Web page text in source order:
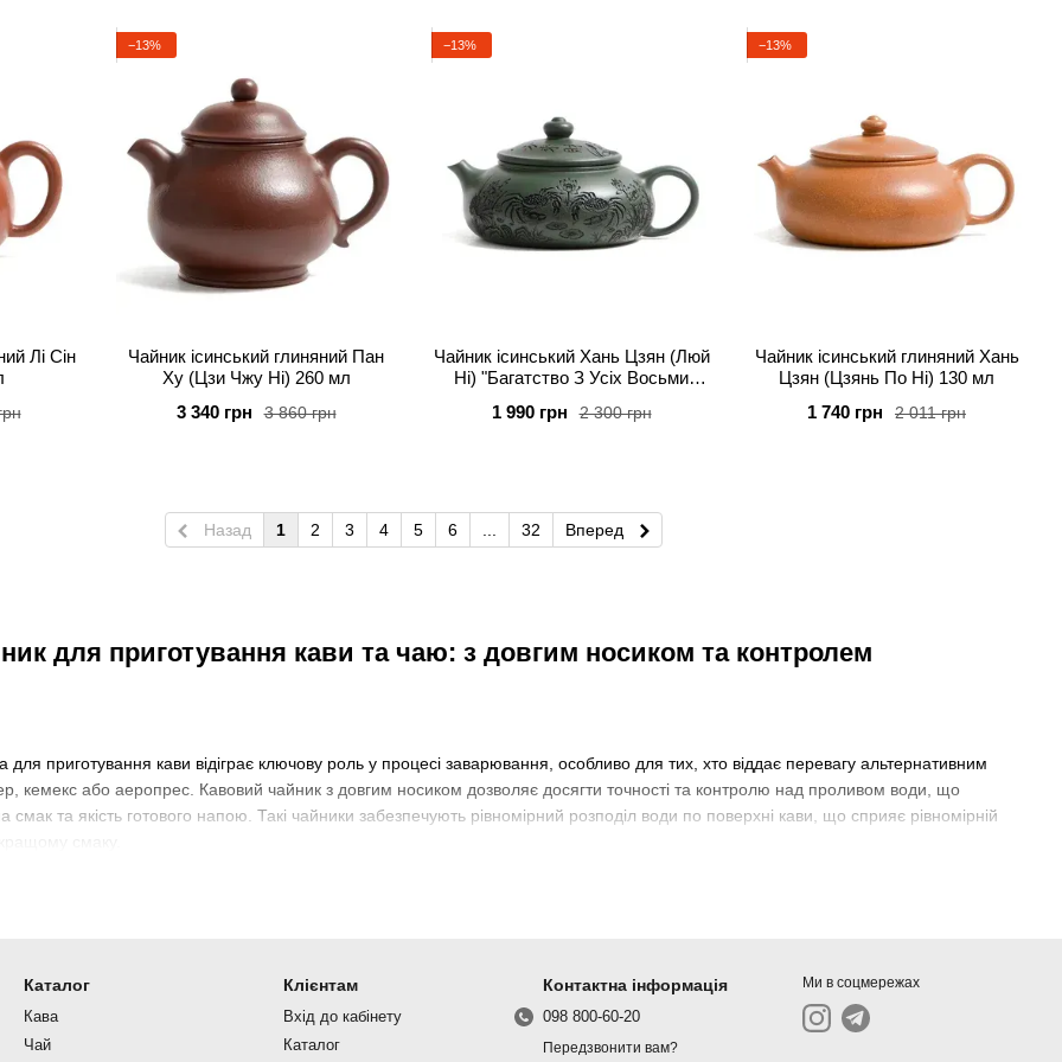
для приготування кави та чаю: з довгим носиком та контролем
для приготування кави відіграє ключову роль у процесі заварювання, особливо для тих, хто віддає перевагу альтернативним
кемекс або аеропрес. Кавовий чайник з довгим носиком дозволяє досягти точності та контролю над проливом води, що
смак та якість готового напою. Такі чайники забезпечують рівномірний розподіл води по поверхні кави, що сприяє рівномірній
кращому смаку.
чайники від провідних світових брендів, таких як HARIO, Brewista, Bonavita, Fellow, Timemore та інших. Ці виробники
необхідний для тих, хто прагне до ідеальної чашки кави, оскільки він надає можливості, які звичайні чайники не можуть
Лі Сін
−13%
Чайник ісинський глиняний Пан
Ху (Цзи Чжу Ні) 260 мл
3 860 грн
3 340 грн
−13%
Чайник ісинський Хань Цзян (Люй
Ні) "Багатство З Усіх Восьми
2 300 грн
1 990 грн
−13%
Чайник ісинський глиняний Хань
Цзян (Цзянь По Ні) 130 мл
2 011 грн
1 740 грн
Назад 1 2 3 4 5 6 32 Вперед
Каталог
Кава
Чай
Клієнтам
Вхід до кабінету
Каталог
Контактна інформація
098 800-60-20
Передзвонити вам?
Ми в соцмережах